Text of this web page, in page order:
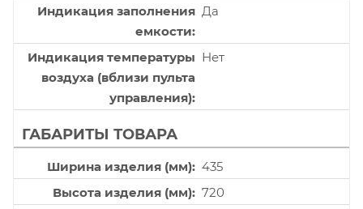
Индикация заполнения
емкости
Да
Индикация температуры
воздуха (вблизи пульта
управления)
Нет
ГАБАРИТЫ ТОВАРА
Ширина изделия (мм)
435
Высота изделия (мм)
720